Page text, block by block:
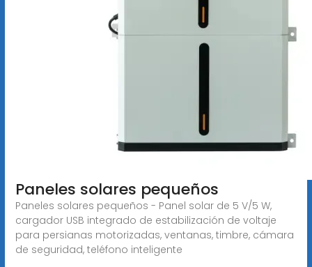
Paneles solares pequeños
Paneles solares pequeños - Panel solar de 5 V/5 W,
cargador USB integrado de estabilización de voltaje
para persianas motorizadas, ventanas, timbre, cámara
de seguridad, teléfono inteligente